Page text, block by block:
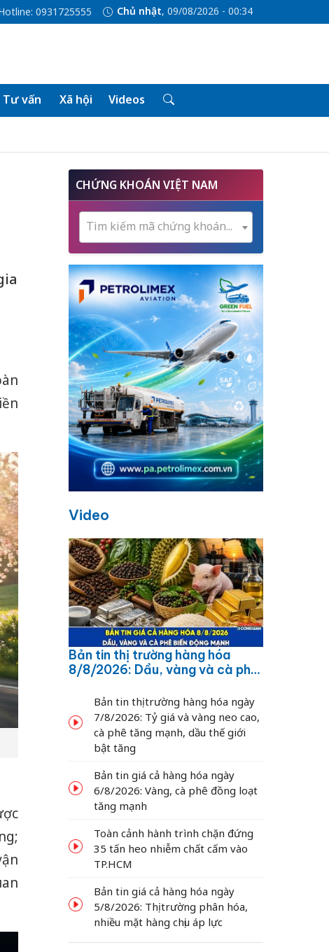
0931725555 Chủ nhật, 09/08/2026 - 00:34
Tư vấn Xã hội Videos
CHỨNG KHOÁN VIỆT NAM
Tìm kiếm mã chứng khoán...
Video
Bản tin thị trường hàng hóa
8/8/2026: Dầu, vàng và cà phê
Bản tin thị trường hàng hóa ngày
7/8/2026: Tỷ giá và vàng neo cao,
cà phê tăng mạnh, dầu thế giới
bật tăng
Bản tin giá cả hàng hóa ngày
6/8/2026: Vàng, cà phê đồng loạt
tăng mạnh
Toàn cảnh hành trình chặn đứng
35 tấn heo nhiễm chất cấm vào
TP.HCM
Bản tin giá cả hàng hóa ngày
5/8/2026: Thị trường phân hóa,
nhiều mặt hàng chịu áp lực